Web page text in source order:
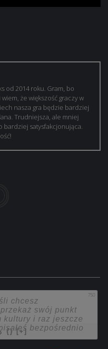
od 2014 roku. Gram, bo
że większość graczy w
nasza gra będzie bardziej
Trudniejsza, ale mniej
bardziej satysfakcjonująca.
750
{} [+]